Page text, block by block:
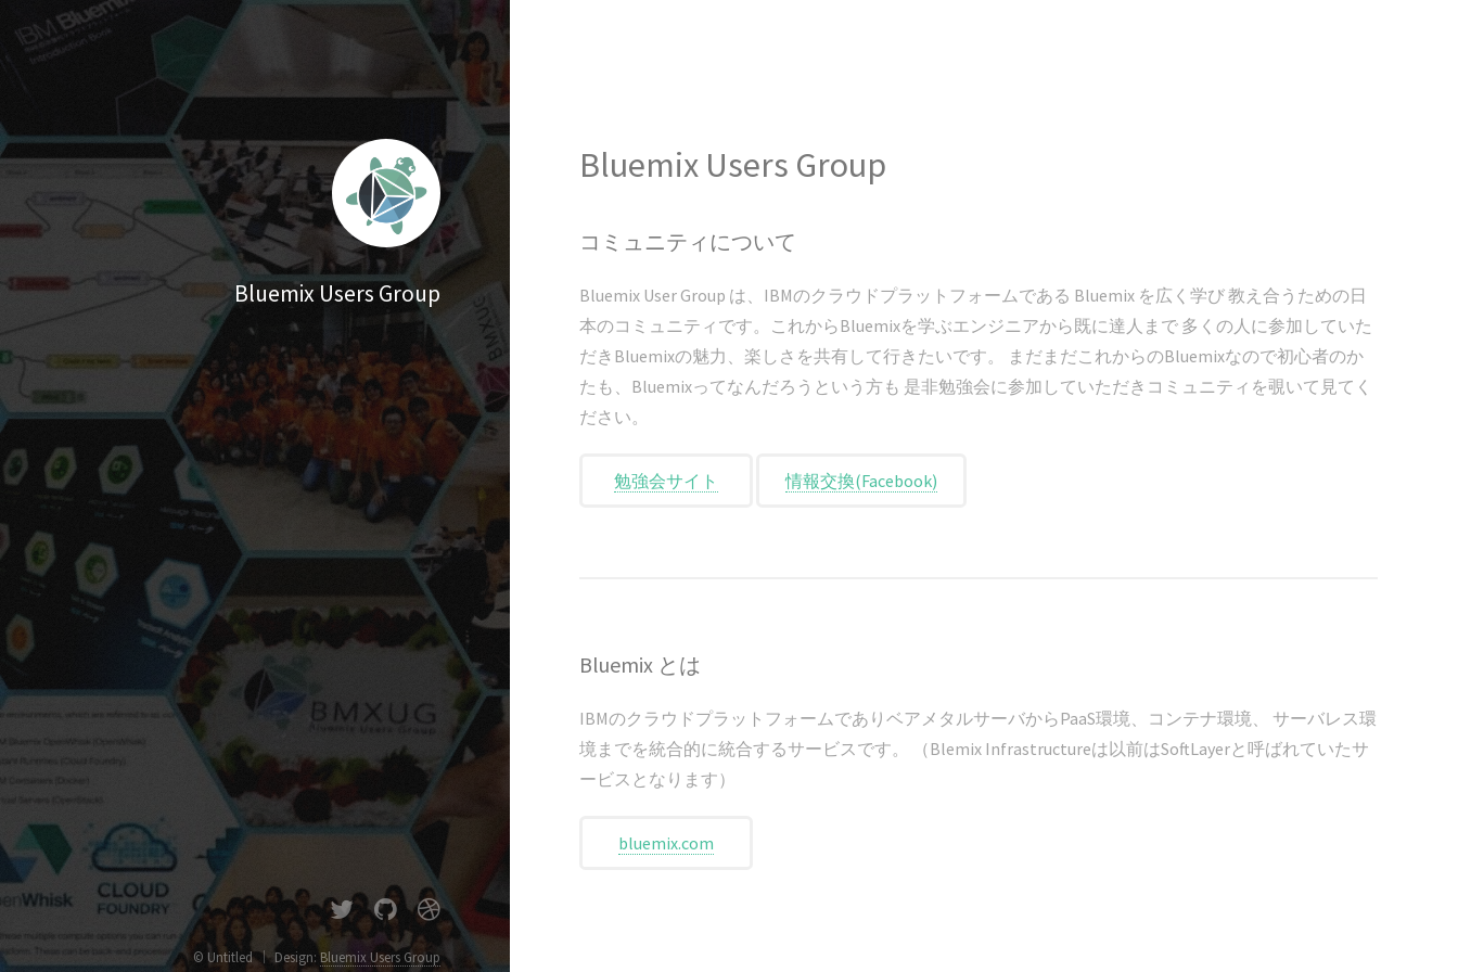
Bluemix Users Group
© Untitled Design:Bluemix Users Group
Bluemix Users Group
コミュニティについて
Bluemix User Group は、IBMのクラウドプラットフォームである Bluemix を広く学び 教え合うための日
本のコミュニティです。これからBluemixを学ぶエンジニアから既に達人まで 多くの人に参加していた
だきBluemixの魅力、楽しさを共有して行きたいです。 まだまだこれからのBluemixなので初心者のか
たも、Bluemixってなんだろうという方も 是非勉強会に参加していただきコミュニティを覗いて見てく
ださい。
勉強会サイト 情報交換(Facebook)
Bluemix とは
IBMのクラウドプラットフォームでありベアメタルサーバからPaaS環境、コンテナ環境、 サーバレス環
境までを統合的に統合するサービスです。 （Blemix Infrastructureは以前はSoftLayerと呼ばれていたサ
ービスとなります）
bluemix.com